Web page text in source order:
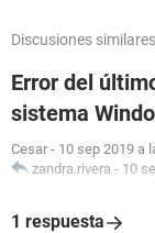
Discusiones similares
Error del
sistema
Cesar - 10 sep 2019 a
zandra.rivera - 10
1 respuesta